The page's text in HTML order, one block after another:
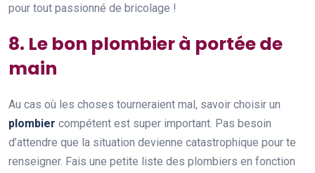
pour tout passionné de bricolage !
8. Le bon plombier à portée de
main
Au cas où les choses tourneraient mal, savoir choisir un
plombier compétent est super important. Pas besoin
d’attendre que la situation devienne catastrophique pour te
renseigner. Fais une petite liste des plombiers en fonction